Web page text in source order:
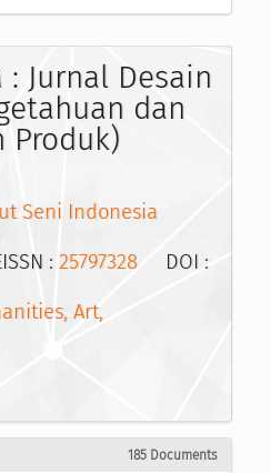
: Jurnal Desain
dan
Produk)
Seni Indonesia
: 25797328 DOI :
Art,
185 Documents